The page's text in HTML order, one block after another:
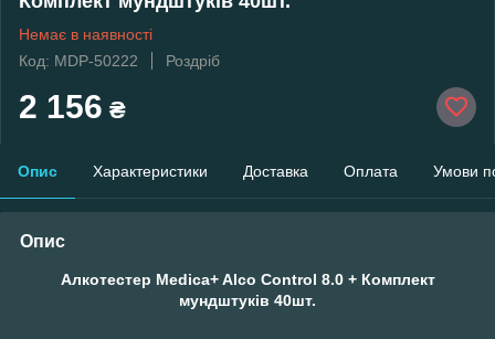
Немає в наявності
Код: MDP-50222
Роздріб
2 156 ₴
Опис Характеристики Доставка Оплата Умови
Опис
Алкотестер Medica+ Alco Control 8.0 + Комплект
мундштуків 40шт.